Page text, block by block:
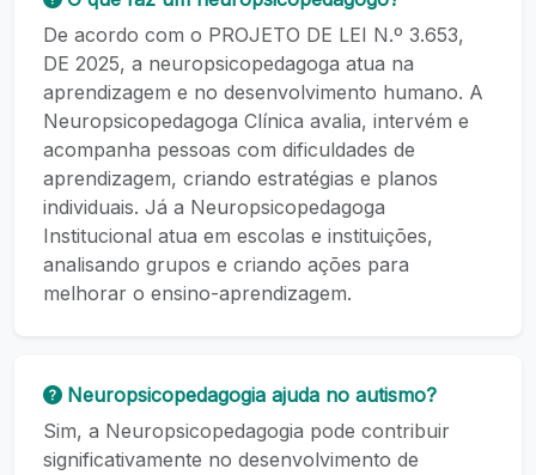
De acordo com o PROJETO DE LEI N.º 3.653,
DE 2025, a neuropsicopedagoga atua na
aprendizagem e no desenvolvimento humano. A
Neuropsicopedagoga Clínica avalia, intervém e
acompanha pessoas com dificuldades de
aprendizagem, criando estratégias e planos
individuais. Já a Neuropsicopedagoga
Institucional atua em escolas e instituições,
analisando grupos e criando ações para
melhorar o ensino-aprendizagem.
Neuropsicopedagogia ajuda no autismo?
Sim, a Neuropsicopedagogia pode contribuir
significativamente no desenvolvimento de